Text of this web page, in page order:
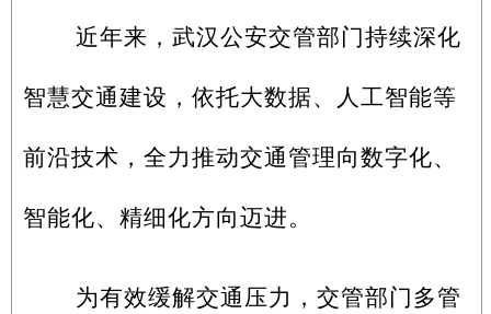
近年来，武汉公安交管部门持续深化
智慧交通建设，依托大数据、人工智能等
前沿技术，全力推动交通管理向数字化、
智能化、精细化方向迈进。
为有效缓解交通压力，交管部门多管